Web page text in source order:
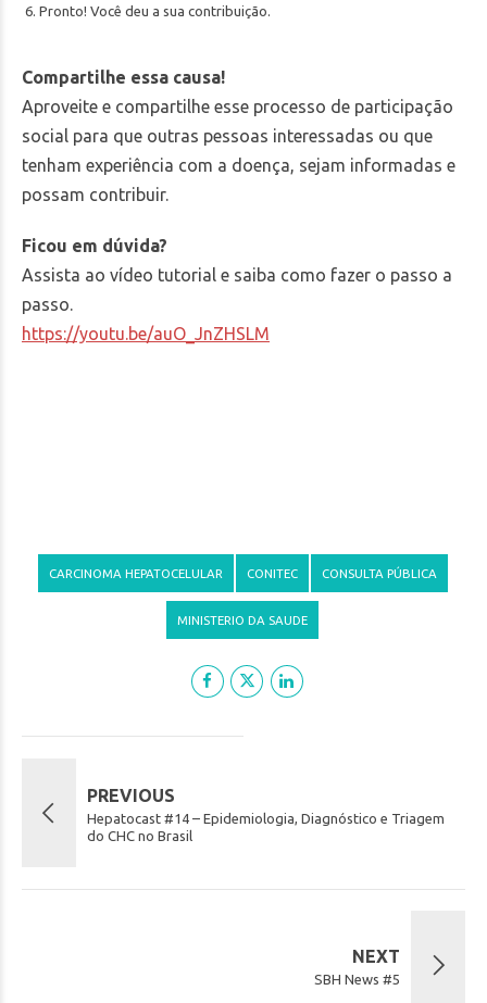
Pronto! Você deu a sua contribuição.
Compartilhe essa causa!
Aproveite e compartilhe esse processo de participação
social para que outras pessoas interessadas ou que
tenham experiência com a doença, sejam informadas e
possam contribuir.
Ficou em dúvida?
Assista ao vídeo tutorial e saiba como fazer o passo a
passo.
https://youtu.be/auO_JnZHSLM
CARCINOMA HEPATOCELULAR CONITEC CONSULTA PÚBLICA
MINISTERIO DA SAUDE
PREVIOUS
Hepatocast #14 – Epidemiologia, Diagnóstico e Triagem
do CHC no Brasil
NEXT
SBH News #5